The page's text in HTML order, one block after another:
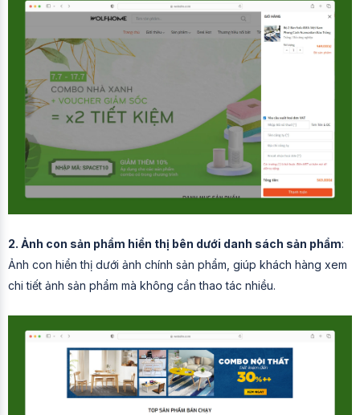
2. Ảnh con sản phẩm hiển thị bên dưới danh sách sản phẩm:
Ảnh con hiển thị dưới ảnh chính sản phẩm, giúp khách hàng xem
chi tiết ảnh sản phẩm mà không cần thao tác nhiều.